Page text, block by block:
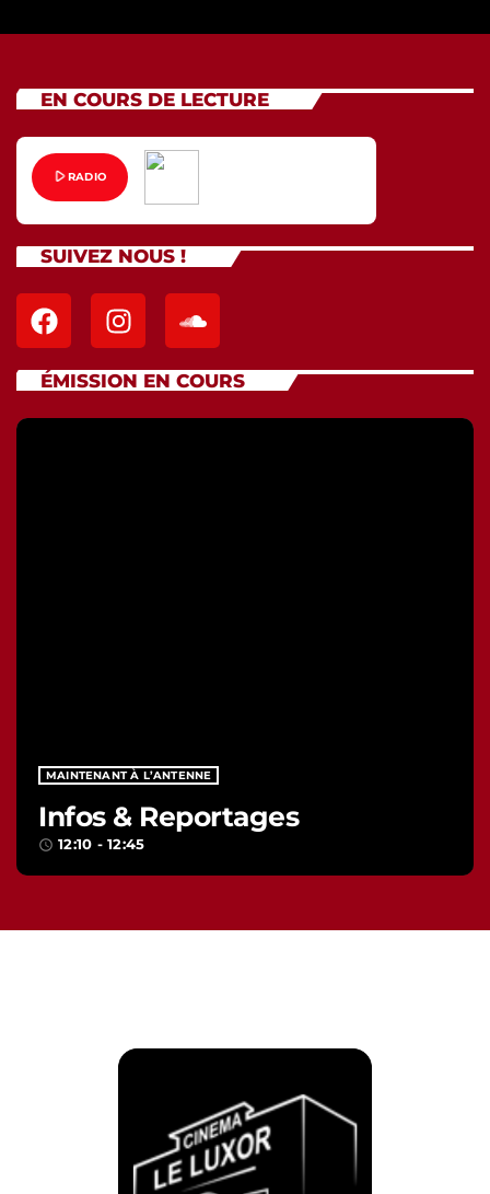
EN COURS DE LECTURE
play_arrowRADIO
SUIVEZ NOUS !
ÉMISSION EN COURS
MAINTENANT À L’ANTENNE
Infos & Reportages
access_time 12:10 - 12:45